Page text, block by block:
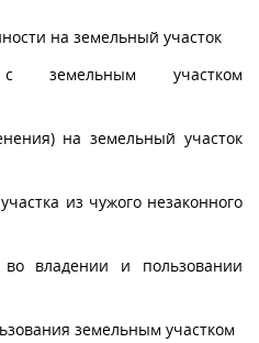
на земельный участок
земельным участком
на земельный участок
из чужого незаконного
во владении и пользовании
земельным участком